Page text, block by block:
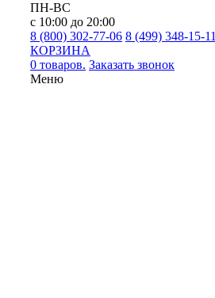
ПН-ВС
с 10:00 до 20:00
8 (800) 302-77-06 8 (499) 348-15-11
КОРЗИНА
0 товаров. Заказать звонок
Меню